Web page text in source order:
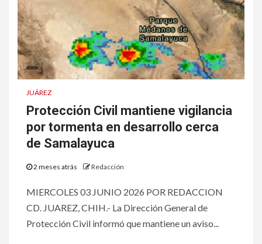
JUÁREZ
Protección Civil mantiene vigilancia
por tormenta en desarrollo cerca
de Samalayuca
2 meses atrás Redacción
MIERCOLES 03 JUNIO 2026 POR REDACCION
CD. JUAREZ, CHIH.- La Dirección General de
Protección Civil informó que mantiene un aviso...